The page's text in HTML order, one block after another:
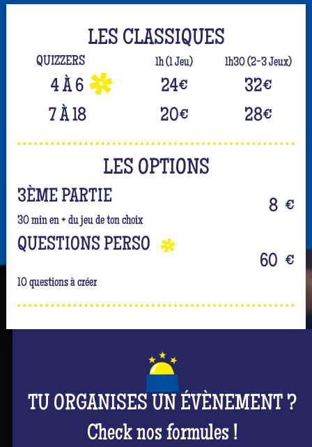
LES CLASSIQUES
QUIZZERS 1h (1 Jeu) 1h30 (2-3 Jeux)
4 À 6 24€ 32€
7 À 18
20€ 28€
LES OPTIONS
3ÈME PARTIE
30 min en + du jeu de ton choix
8 €
QUESTIONS PERSO
10 questions à créer
60 €
TU ORGANISES UN ÉVÈNEMENT ?
Check nos formules !